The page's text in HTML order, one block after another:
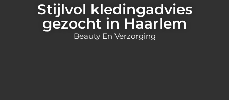
Stijlvol kledingadvies
gezocht in Haarlem
Beauty En Verzorging